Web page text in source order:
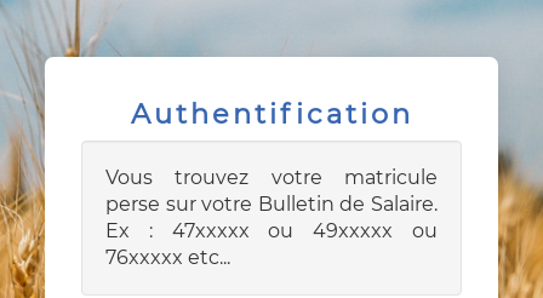
Authentification
Vous trouvez votre matricule
perse sur votre Bulletin de Salaire.
Ex : 47xxxxx ou 49xxxxx ou
76xxxxx etc...